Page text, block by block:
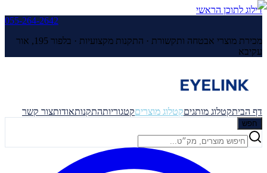
דילוג לתוכן הראשי
055-264-2642
מכירת מוצרי אבטחה ותקשורת · התקנות מקצועיות ·
בלפור 195, אור
עקיבא
דף הביתקטלוג מותגיםקטלוג מוצריםקטגוריותהתקנותאודותצור קשר
חפש